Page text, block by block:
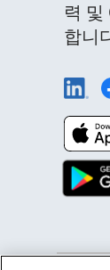
력 및
합니